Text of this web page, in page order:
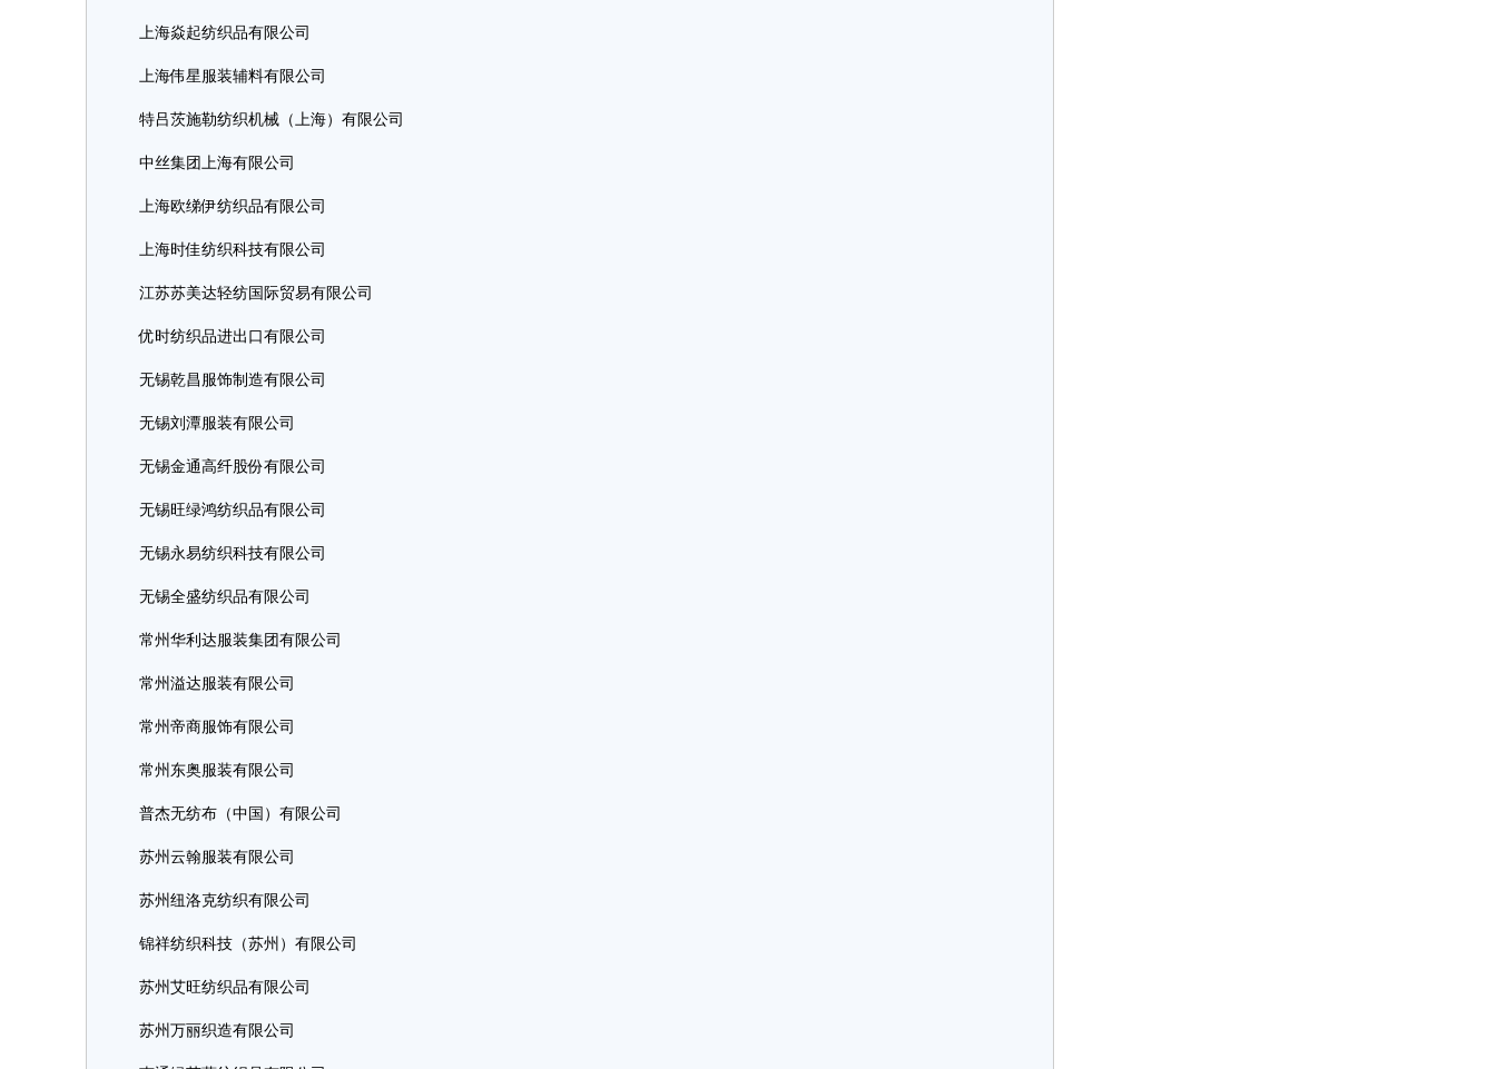
上海焱起纺织品有限公司
上海伟星服装辅料有限公司
特吕茨施勒纺织机械（上海）有限公司
中丝集团上海有限公司
上海欧绨伊纺织品有限公司
上海时佳纺织科技有限公司
江苏苏美达轻纺国际贸易有限公司
优时纺织品进出口有限公司
无锡乾昌服饰制造有限公司
无锡刘潭服装有限公司
无锡金通高纤股份有限公司
无锡旺绿鸿纺织品有限公司
无锡永易纺织科技有限公司
无锡全盛纺织品有限公司
常州华利达服装集团有限公司
常州溢达服装有限公司
常州帝商服饰有限公司
常州东奥服装有限公司
普杰无纺布（中国）有限公司
苏州云翰服装有限公司
苏州纽洛克纺织有限公司
锦祥纺织科技（苏州）有限公司
苏州艾旺纺织品有限公司
苏州万丽织造有限公司